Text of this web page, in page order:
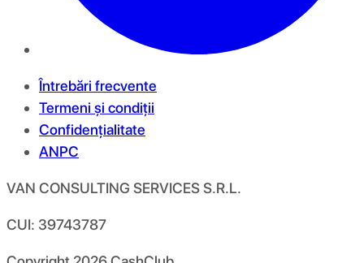
Întrebări frecvente
Termeni și condiții
Confidențialitate
ANPC
VAN CONSULTING SERVICES S.R.L.
CUI: 39743787